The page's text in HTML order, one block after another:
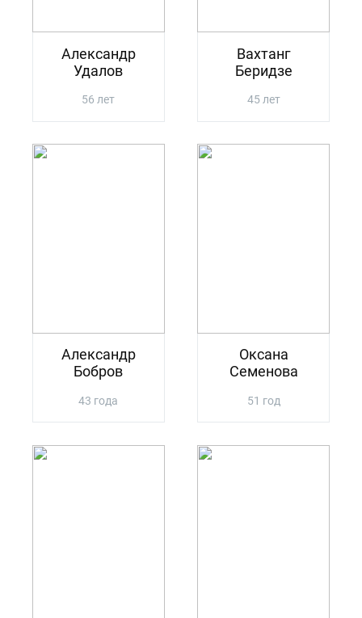
Александр
Удалов
56 лет
Вахтанг
Беридзе
45 лет
Александр
Бобров
43 года
Оксана
Семенова
51 год